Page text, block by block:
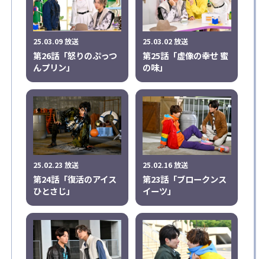
25.03.09 放送
第26話「怒りのぷっつ
んプリン」
25.03.02 放送
第25話「虚像の幸せ 蜜
の味」
25.02.23 放送
第24話「復活のアイス
ひとさじ」
25.02.16 放送
第23話「ブロークンス
イーツ」